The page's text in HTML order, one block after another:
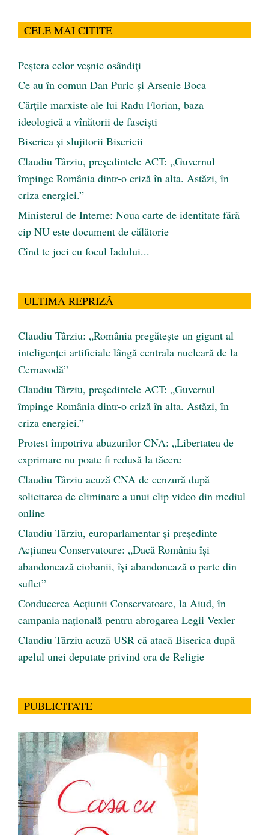
CELE MAI CITITE
Peştera celor veşnic osândiţi
Ce au în comun Dan Puric şi Arsenie Boca
Cărţile marxiste ale lui Radu Florian, baza
ideologică a vînătorii de fascişti
Biserica și slujitorii Bisericii
Claudiu Târziu, președintele ACT: „Guvernul
împinge România dintr-o criză în alta. Astăzi, în
criza energiei.”
Ministerul de Interne: Noua carte de identitate fără
cip NU este document de călătorie
Cînd te joci cu focul Iadului...
ULTIMA REPRIZĂ
Claudiu Târziu: „România pregătește un gigant al
inteligenței artificiale lângă centrala nucleară de la
Cernavodă”
Claudiu Târziu, președintele ACT: „Guvernul
împinge România dintr-o criză în alta. Astăzi, în
criza energiei.”
Protest împotriva abuzurilor CNA: „Libertatea de
exprimare nu poate fi redusă la tăcere
Claudiu Târziu acuză CNA de cenzură după
solicitarea de eliminare a unui clip video din mediul
online
Claudiu Târziu, europarlamentar și președinte
Acțiunea Conservatoare: „Dacă România își
abandonează ciobanii, își abandonează o parte din
suflet”
Conducerea Acțiunii Conservatoare, la Aiud, în
campania națională pentru abrogarea Legii Vexler
Claudiu Târziu acuză USR că atacă Biserica după
apelul unei deputate privind ora de Religie
PUBLICITATE